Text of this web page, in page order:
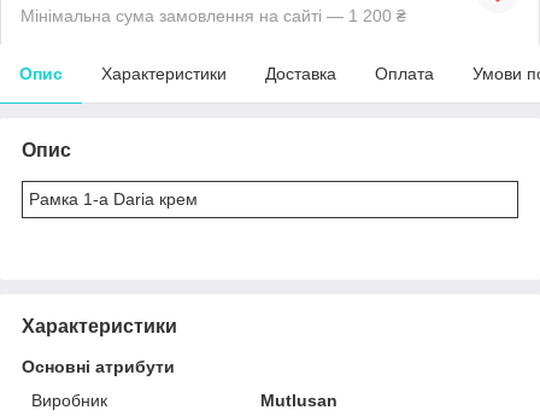
Мінімальна сума замовлення на сайті — 1 200 ₴
Опис Характеристики Доставка Оплата Умови
Опис
Рамка 1-а Daria крем
Характеристики
Основні атрибути
Виробник
Mutlusan